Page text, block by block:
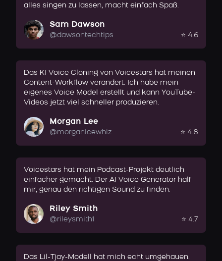
alles singen zu lassen, macht einfach Spaß.
Sam Dawson
@dawsontechtips ⭐ 4.6
Das KI Voice Cloning von Voicestars hat meinen
Content-Workflow verändert. Ich habe mein
eigenes Voice Model erstellt und kann YouTube-
Videos jetzt viel schneller produzieren.
Morgan Lee
@morganicewhiz ⭐ 4.8
Voicestars hat mein Podcast-Projekt deutlich
einfacher gemacht. Der AI Voice Generator half
mir, genau den richtigen Sound zu finden.
Riley Smith
@rileysmith1 ⭐ 4.7
Das Lil-Tjay-Modell hat mich echt umgehauen.